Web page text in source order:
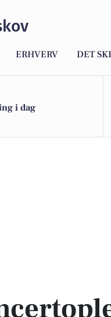
ERHVERV DET
i dag
Agerskov: Thomas